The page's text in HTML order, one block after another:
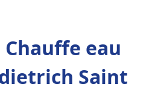
eau
Saint